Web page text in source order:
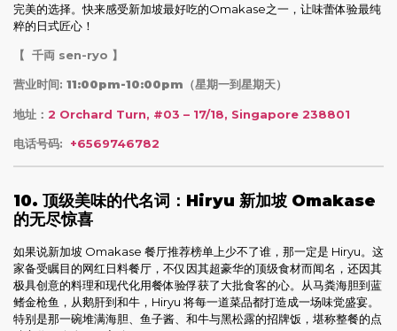
完美的选择。快来感受新加坡最好吃的Omakase之一，让味蕾体验最纯
粹的日式匠心！
【 千両 sen-ryo 】
营业时间: 11:00pm-10:00pm（星期一到星期天）
地址： 2 Orchard Turn, #03 – 17/18, Singapore 238801
电话号码: +6569746782
10. 顶级美味的代名词：Hiryu 新加坡 Omakase
的无尽惊喜
如果说新加坡 Omakase 餐厅推荐榜单上少不了谁，那一定是 Hiryu。这
家备受瞩目的网红日料餐厅，不仅因其超豪华的顶级食材而闻名，还因其
极具创意的料理和现代化用餐体验俘获了大批食客的心。从马粪海胆到蓝
鳍金枪鱼，从鹅肝到和牛，Hiryu 将每一道菜品都打造成一场味觉盛宴。
特别是那一碗堆满海胆、鱼子酱、和牛与黑松露的招牌饭，堪称整餐的点